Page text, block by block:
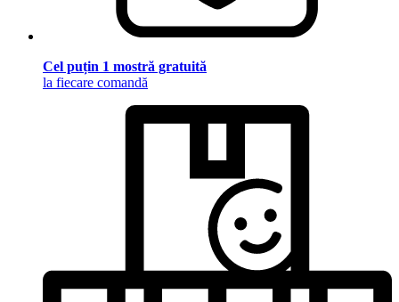
Cel puțin 1 mostră gratuită
la fiecare comandă